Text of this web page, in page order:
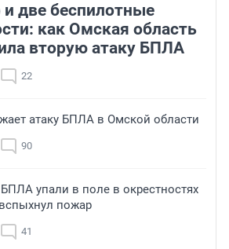
две беспилотные
как Омская область
вторую атаку БПЛА
22
атаку БПЛА в Омской области
90
упали в поле в окрестностях
пожар
41